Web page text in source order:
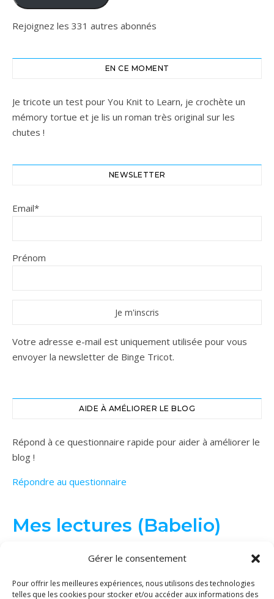
Gérer le consentement
Pour offrir les meilleures expériences, nous utilisons des technologies
telles que les cookies pour stocker et/ou accéder aux informations des
Rejoignez les 331 autres abonnés
EN CE MOMENT
Je tricote un test pour You Knit to Learn, je crochète un
mémory tortue et je lis un roman très original sur les
chutes !
NEWSLETTER
Email*
Prénom
Votre adresse e-mail est uniquement utilisée pour vous
envoyer la newsletter de Binge Tricot.
AIDE À AMÉLIORER LE BLOG
Répond à ce questionnaire rapide pour aider à améliorer le
blog !
Répondre au questionnaire
Mes lectures (Babelio)